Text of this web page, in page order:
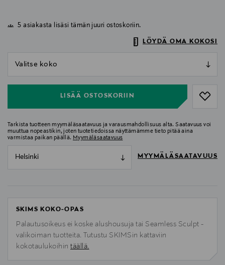
5 asiakasta lisäsi tämän juuri ostoskoriin.
LÖYDÄ OMA KOKOSI
LISÄÄ OSTOSKORIIN
Tarkista tuotteen myymäläsaatavuus ja varausmahdollisuus alta. Saatavuus voi
muuttua nopeastikin, joten tuotetiedoissa näyttämämme tieto pitää aina
varmistaa paikan päällä. Myymäläsaatavuus
Helsinki MYYMÄLÄSAATAVUUS
SKIMS KOKO-OPAS
Palautusoikeus ei koske alushousuja tai Seamless Sculpt -
valikoiman tuotteita. Tutustu SKIMSin kattaviin
kokotaulukoihin täällä.